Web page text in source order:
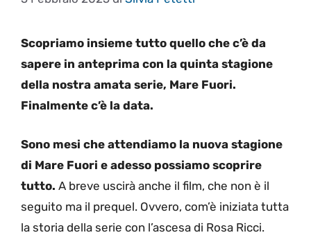
Scopriamo insieme tutto quello che c’è da
sapere in anteprima con la quinta stagione
della nostra amata serie, Mare Fuori.
Finalmente c’è la data.
Sono mesi che attendiamo la nuova stagione
di Mare Fuori e adesso possiamo scoprire
tutto. A breve uscirà anche il film, che non è il
seguito ma il prequel. Ovvero, com’è iniziata tutta
la storia della serie con l’ascesa di Rosa Ricci.